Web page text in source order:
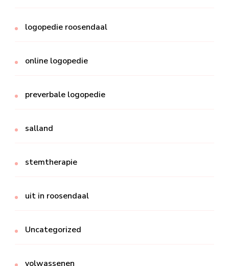
logopedie roosendaal
online logopedie
preverbale logopedie
salland
stemtherapie
uit in roosendaal
Uncategorized
volwassenen